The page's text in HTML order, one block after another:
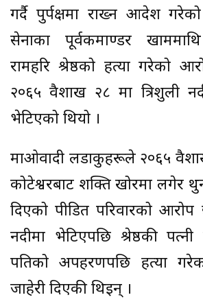
गर्दै पुर्पक्षमा राख्न आदेश
सेनाका पूर्वकमाण्डर
रामहरि श्रेष्ठको हत्या गरेको
२०६५ वैशाख २८ मा त्रिशुली
भेटिएको थियो ।
माओवादी लडाकुहरूले २०६५
कोटेश्वरबाट शक्ति खोरमा लगेर
दिएको पीडित परिवारको
नदीमा भेटिएपछि श्रेष्ठकी
पतिको अपहरणपछि हत्या
जाहेरी दिएकी थिइन् ।